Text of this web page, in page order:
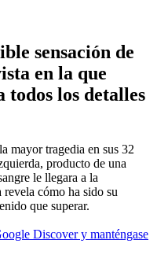
sensación de
en la que
los detalles
mayor tragedia en sus 32
producto de una
le llegara a la
cómo ha sido su
que superar.
Discover y manténgase